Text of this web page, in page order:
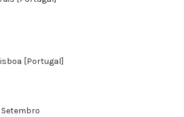
[Portugal]
Setembro